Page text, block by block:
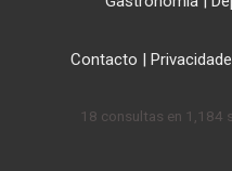
Contacto | Privacidade
18 consultas en 1,184